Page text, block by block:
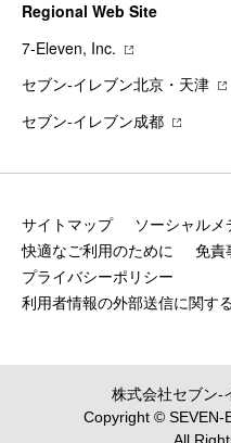
Regional Web Site
7‐Eleven, Inc.
セブン‐イレブン北京・天津
セブン‐イレブン成都
サイトマップ
ソーシャル
快適なご利用のために
免責
プライバシーポリシー
利用者情報の外部送信に関す
株式会社セブン
Copyright © SEVEN-